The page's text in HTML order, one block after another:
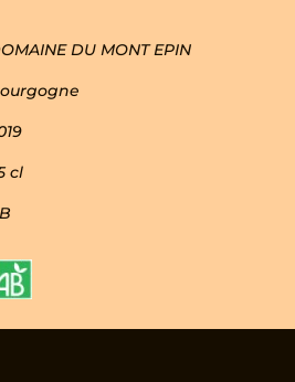
DU MONT EPIN
cl